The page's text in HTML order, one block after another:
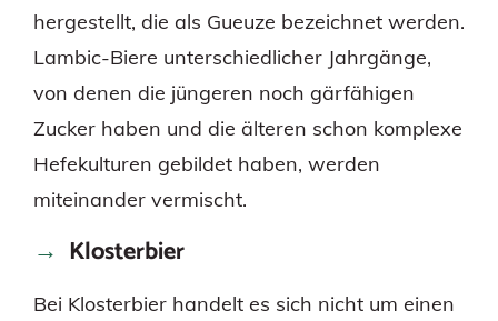
hergestellt, die als Gueuze bezeichnet werden.
Lambic-Biere unterschiedlicher Jahrgänge,
von denen die jüngeren noch gärfähigen
Zucker haben und die älteren schon komplexe
Hefekulturen gebildet haben, werden
miteinander vermischt.
Klosterbier
Bei Klosterbier handelt es sich nicht um einen